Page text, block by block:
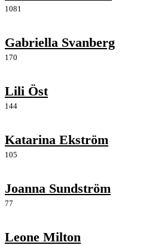
1081
Gabriella Svanberg
170
Lili Öst
144
Katarina Ekström
105
Joanna Sundström
77
Leone Milton